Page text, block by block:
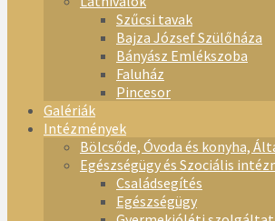
Szűcsi tavak
Bajza József Szülőháza
Bányász Emlékszoba
Faluház
Pincesor
Galériák
Intézmények
Bölcsőde, Óvoda és konyha,
Egészségügy és Szociális
Családsegítés
Egészségügy